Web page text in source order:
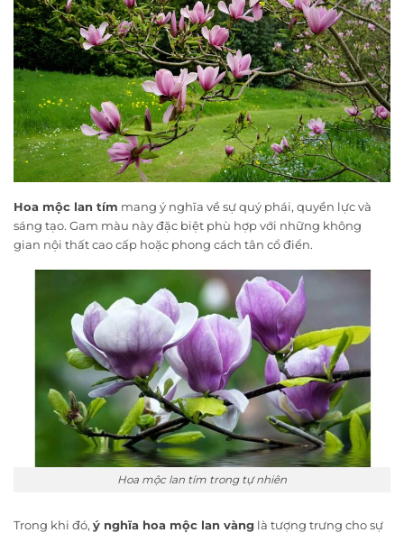
Hoa mộc lan tím mang ý nghĩa về sự quý phái, quyền lực và
sáng tạo. Gam màu này đặc biệt phù hợp với những không
gian nội thất cao cấp hoặc phong cách tân cổ điển.
Hoa mộc lan tím trong tự nhiên
Trong khi đó, ý nghĩa hoa mộc lan vàng là tượng trưng cho sự